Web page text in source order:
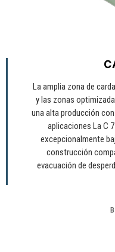
La amplia zona de
y las zonas
una alta producción
aplicaciones La C
excepcionalmente
construcción
evacuación de